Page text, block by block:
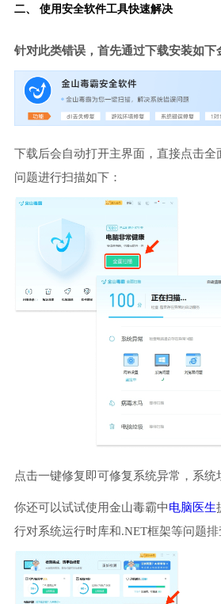
二、 使用安全软件工具快速解决
针对此类错误，首先通过下载安装如下
下载后会自动打开主界面，直接点击全
问题进行扫描如下：
点击一键修复即可修复系统异常，系统
你还可以试试使用金山毒霸中电脑医生
行对系统运行时库和.NET框架等问题排